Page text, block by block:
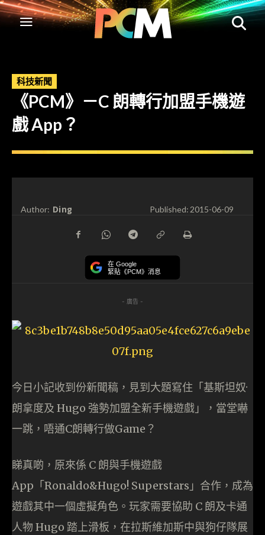
科技新聞
《PCM》－C 朗轉行加盟手機遊
戲 App？
Author: Ding Published:2015-06-09
在 Google
緊貼《PCM》消息
- 廣告 -
今日小記收到份新聞稿，見到大題寫住「基斯坦奴·
朗拿度及 Hugo 強勢加盟全新手機遊戲」，當堂嚇
一跳，唔通C朗轉行做Game？
睇真啲，原來係 C 朗與手機遊戲
App「Ronaldo&Hugo! Superstars」合作，成為
遊戲其中一個虛擬角色。玩家需要協助 C 朗及卡通
人物 Hugo 踏上滑板，在拉斯維加斯中與狗仔隊展